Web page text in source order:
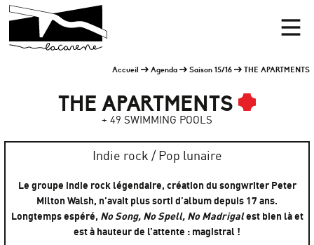
Panneau de gestion des cookies
Accueil
Menu
Accueil Agenda Saison 15/16 THE APARTMENTS
THE APARTMENTS
+ 49 SWIMMING POOLS
Indie rock / Pop lunaire
Le groupe indie rock légendaire, création du songwriter Peter
Milton Walsh, n’avait plus sorti d’album depuis 17 ans.
Longtemps espéré, No Song, No Spell, No Madrigalest bien là et
est à hauteur de l’attente : magistral !